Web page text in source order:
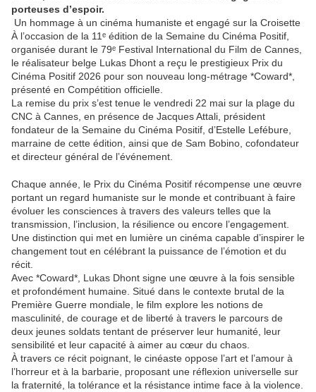
porteuses d’espoir.
Un hommage à un cinéma humaniste et engagé sur la Croisette
À l’occasion de la 11ᵉ édition de la Semaine du Cinéma Positif,
organisée durant le 79ᵉ Festival International du Film de Cannes,
le réalisateur belge Lukas Dhont a reçu le prestigieux Prix du
Cinéma Positif 2026 pour son nouveau long-métrage *Coward*,
présenté en Compétition officielle.
La remise du prix s’est tenue le vendredi 22 mai sur la plage du
CNC à Cannes, en présence de Jacques Attali, président
fondateur de la Semaine du Cinéma Positif, d’Estelle Lefébure,
marraine de cette édition, ainsi que de Sam Bobino, cofondateur
et directeur général de l’événement.
Chaque année, le Prix du Cinéma Positif récompense une œuvre
portant un regard humaniste sur le monde et contribuant à faire
évoluer les consciences à travers des valeurs telles que la
transmission, l’inclusion, la résilience ou encore l’engagement.
Une distinction qui met en lumière un cinéma capable d’inspirer le
changement tout en célébrant la puissance de l’émotion et du
récit.
Avec *Coward*, Lukas Dhont signe une œuvre à la fois sensible
et profondément humaine. Situé dans le contexte brutal de la
Première Guerre mondiale, le film explore les notions de
masculinité, de courage et de liberté à travers le parcours de
deux jeunes soldats tentant de préserver leur humanité, leur
sensibilité et leur capacité à aimer au cœur du chaos.
À travers ce récit poignant, le cinéaste oppose l’art et l’amour à
l’horreur et à la barbarie, proposant une réflexion universelle sur
la fraternité, la tolérance et la résistance intime face à la violence.